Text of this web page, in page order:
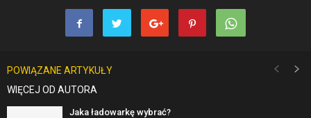
POWIĄZANE ARTYKUŁY
WIĘCEJ OD AUTORA
Jaka ładowarkę wybrać?